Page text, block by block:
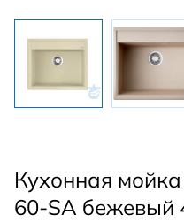
Кухонная
60-SA бежевый